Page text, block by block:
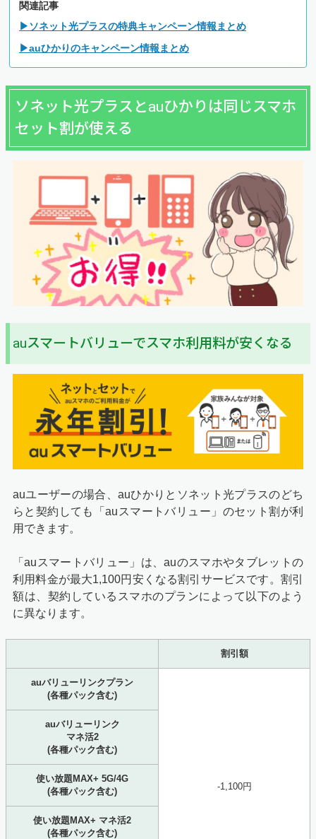
関連記事
▶ソネット光プラスの特典キャンペーン情報まとめ
▶auひかりのキャンペーン情報まとめ
ソネット光プラスとauひかりは同じスマホ
セット割が使える
auスマートバリューでスマホ利用料が安くなる
auユーザーの場合、auひかりとソネット光プラスのどち
らと契約しても「auスマートバリュー」のセット割が利
用できます。
「auスマートバリュー」は、auのスマホやタブレットの
利用料金が最大1,100円安くなる割引サービスです。割引
額は、契約しているスマホのプランによって以下のよう
に異なります。
割引額
auバリューリンクプラン
(各種パック含む)
-1,100円
auバリューリンク
マネ活2
(各種パック含む)
使い放題MAX+ 5G/4G
(各種パック含む)
使い放題MAX+ マネ活2
(各種パック含む)